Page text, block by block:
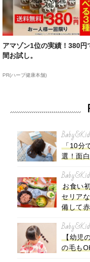
アマゾン1位の実績！380円
間お試し。
PR(ハーブ健康本舗)
「10分
選！面
お食い
セリア
備して
【幼児
の毛も